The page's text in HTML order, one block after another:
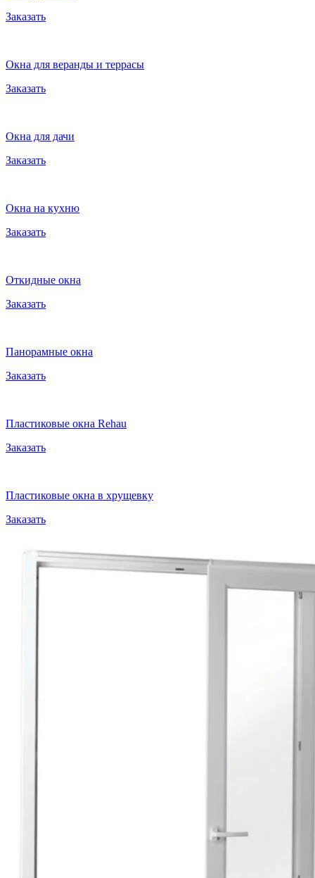
Заказать
Окна для веранды и террасы
Заказать
Окна для дачи
Заказать
Окна на кухню
Заказать
Откидные окна
Заказать
Панорамные окна
Заказать
Пластиковые окна Rehau
Заказать
Пластиковые окна в хрущевку
Заказать